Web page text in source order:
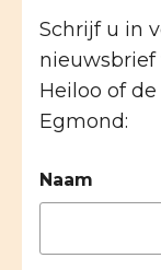
Schrijf u in
Heiloo of
Egmond:
Naam